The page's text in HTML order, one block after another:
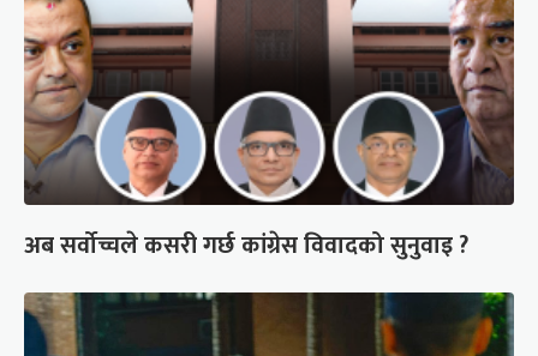
अब सर्वोच्चले कसरी गर्छ कांग्रेस विवादको सुनुवाइ ?